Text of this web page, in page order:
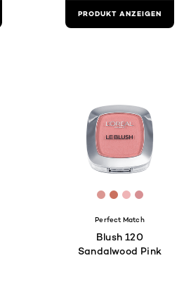
PRODUKT ANZEIGEN
[Color]:
[Color]:
[Color]:
[Color]:
Perfect Match
Blush 120
Sandalwood Pink